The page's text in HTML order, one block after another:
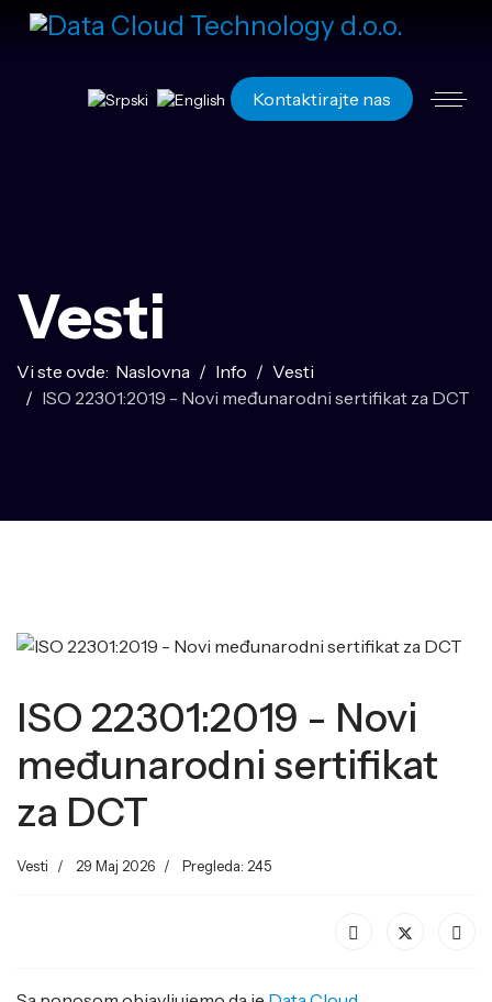
Izaberite vaš jezik Kontaktirajte nas
Vesti
Vi ste ovde: Naslovna Info
Vesti
ISO 22301:2019 - Novi međunarodni sertifikat za DCT
ISO 22301:2019 - Novi
međunarodni sertifikat
za DCT
Vesti 29 Maj 2026 Pregleda: 245